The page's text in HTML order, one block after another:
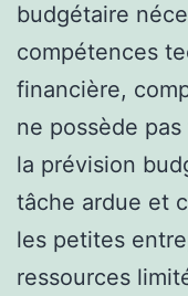
budgétaire
compétences
financière,
ne possède
la prévision
tâche ardue et
les petites
ressources